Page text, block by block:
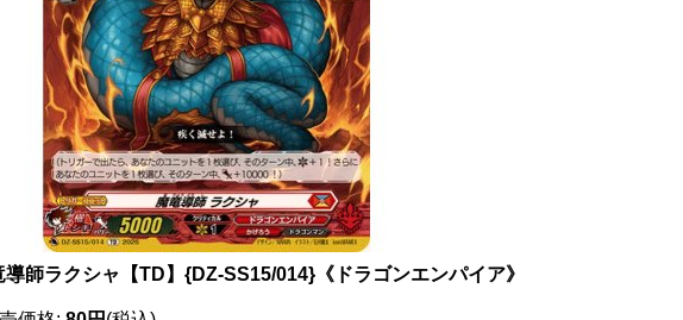
導師ラクシャ【TD】{DZ-SS15/014}《ドラゴンエンパイア》